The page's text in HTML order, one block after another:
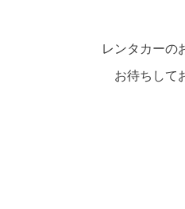
レンタカーの
お待ちして